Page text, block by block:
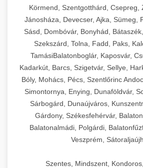
Körmend, Szentgotthárd, Csepreg,
Jánosháza, Devecser, Ajka, Sümeg,
Sásd, Dombóvár, Bonyhád,
Szekszárd, Tolna, Fadd, Paks,
TamásiBalatonboglár, Kaposvár,
Kadarkút, Barcs, Szigetvár, Sellye,
Bóly, Mohács, Pécs, Szentlőrinc
Simontornya, Enying, Dunaföldvár,
Sárbogárd, Dunaújváros,
Gárdony, Székesfehérvár,
Balatonalmádi, Polgárdi,
Veszprém,
Szentes, Mindszent,